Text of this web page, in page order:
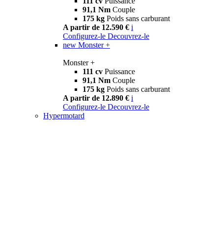
91,1 Nm Couple
175 kg Poids sans carburant
A partir de 12.590 € i
Configurez-le Decouvrez-le
new Monster +
Monster +
111 cv Puissance
91,1 Nm Couple
175 kg Poids sans carburant
A partir de 12.890 € i
Configurez-le Decouvrez-le
Hypermotard